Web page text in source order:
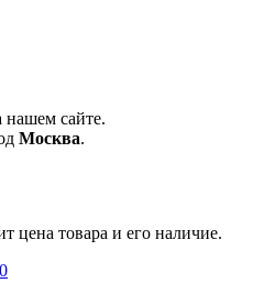
нашем сайте.
Москва.
цена товара и его наличие.